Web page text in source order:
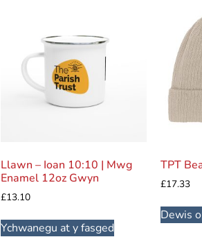
Llawn – Ioan 10:10 | Mwg
Enamel 12oz Gwyn
£13.10
Ychwanegu at y fasged
TPT
£17.33
Dewis